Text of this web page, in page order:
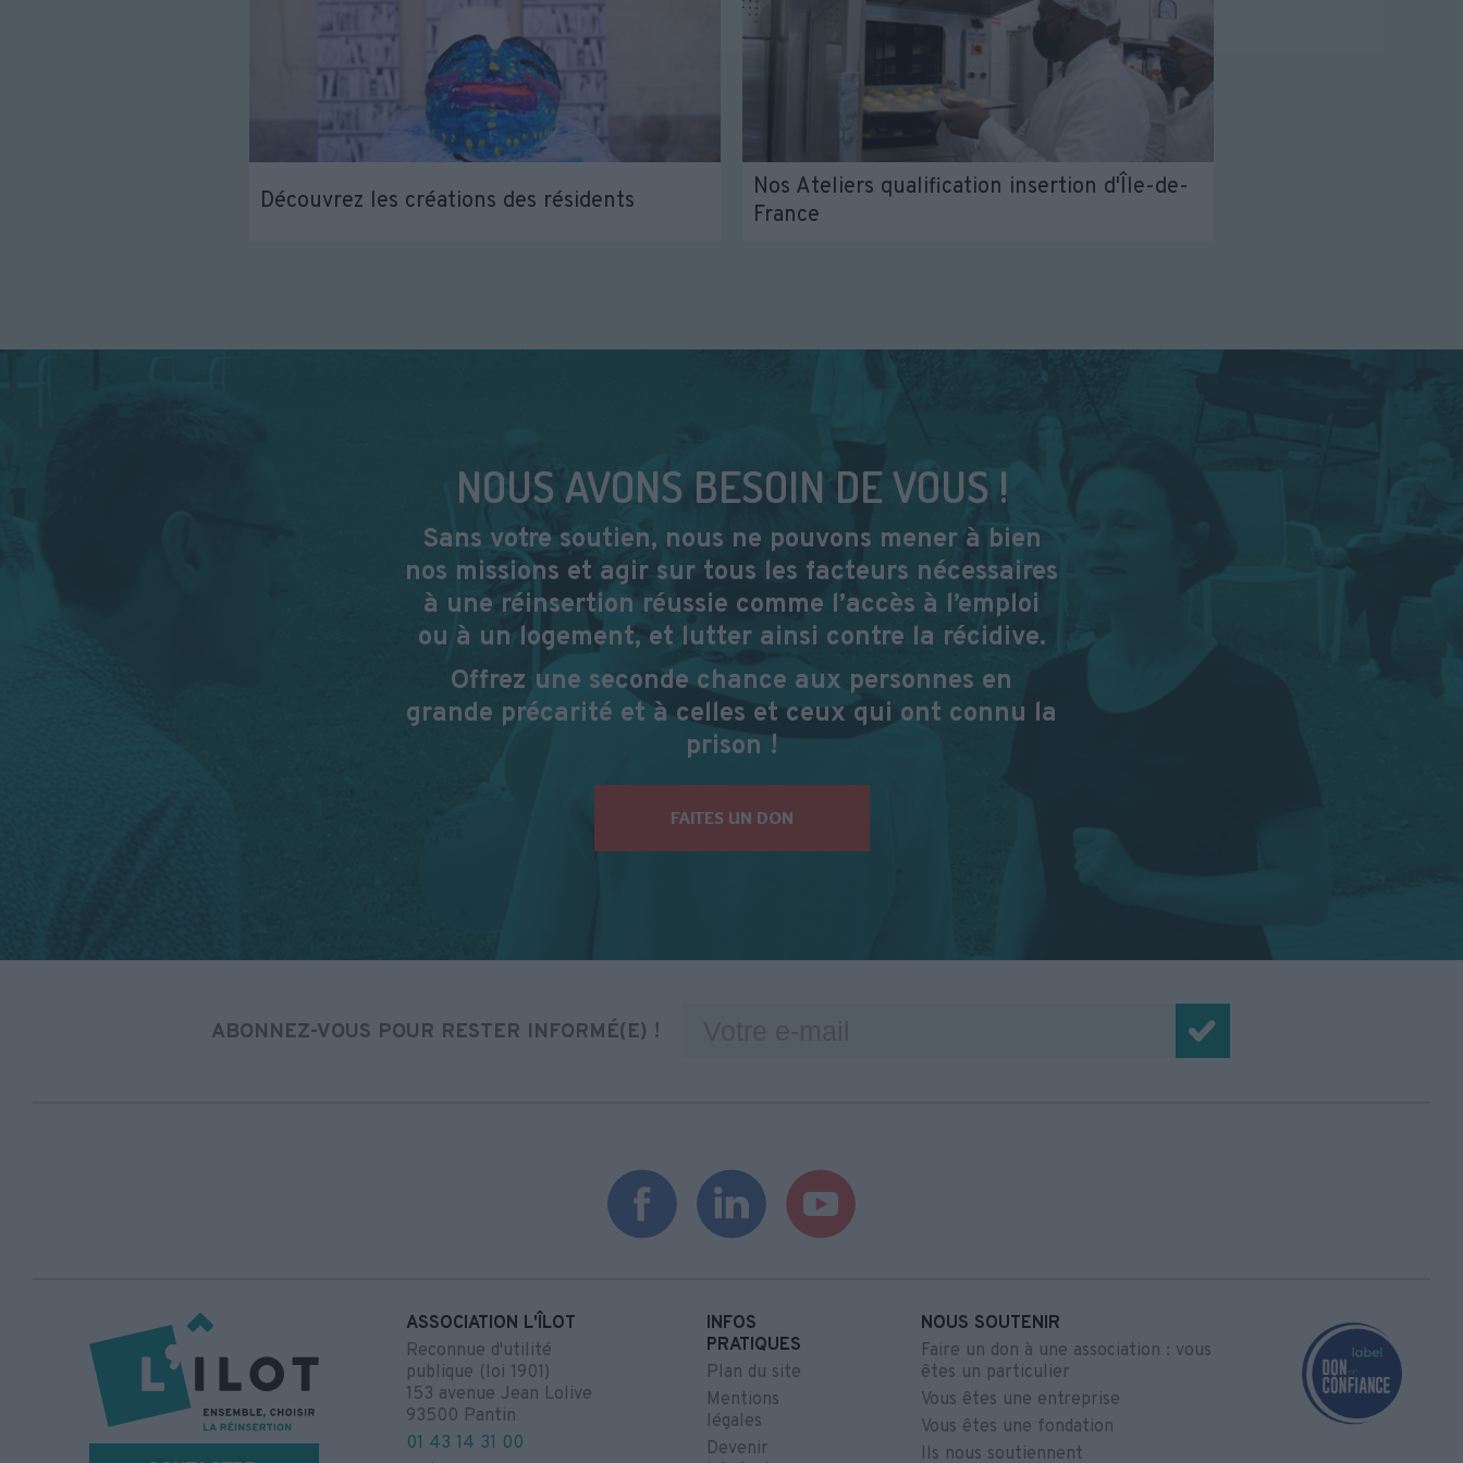
Découvrez les créations des résidents
Nos Ateliers qualification insertion d'Île-de-
France
NOUS AVONS BESOIN DE VOUS !
Sans votre soutien, nous ne pouvons mener à bien
nos missions et agir sur tous les facteurs nécessaires
à une réinsertion réussie comme l’accès à l’emploi
ou à un logement, et lutter ainsi contre la récidive.
Offrez une seconde chance aux personnes en
grande précarité et à celles et ceux qui ont connu la
prison !
FAITES UN DON
ABONNEZ-VOUS POUR RESTER INFORMÉ(E) !
ASSOCIATION L'ÎLOT
Reconnue d'utilité
publique (loi 1901)
153 avenue Jean Lolive
93500 Pantin
01 43 14 31 00
INFOS
PRATIQUES
Plan du site
Mentions
légales
Devenir
NOUS SOUTENIR
Faire un don à une association : vous
êtes un particulier
Vous êtes une entreprise
Vous êtes une fondation
Ils nous soutiennent